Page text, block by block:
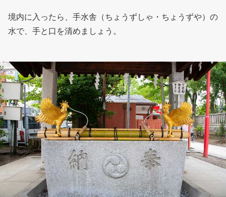
境内に入ったら、手水舎（ちょうずしゃ・ちょうずや）の
水で、手と口を清めましょう。